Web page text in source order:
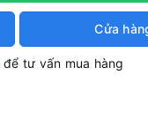
Cửa
để tư vấn mua hàng